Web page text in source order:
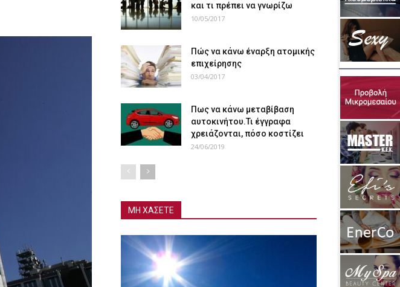
και τι πρέπει να γνωρίζω
10/05/2017
Πώς να κάνω έναρξη ατομικής
επιχείρησης
03/04/2017
Πως να κάνω μεταβίβαση
αυτοκινήτου.Τι έγγραφα
χρειάζονται, πόσο κοστίζει
24/06/2019
ΜΗ ΧΑΣΕΤΕ